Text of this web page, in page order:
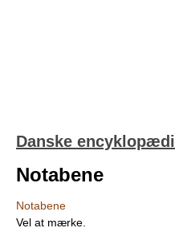
Danske encyklopædi
Notabene
Notabene
Vel at mærke.